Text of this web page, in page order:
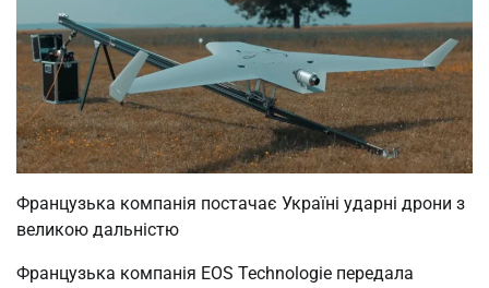
Французька компанія постачає Україні ударні дрони з
великою дальністю
Французька компанія EOS Technologie передала